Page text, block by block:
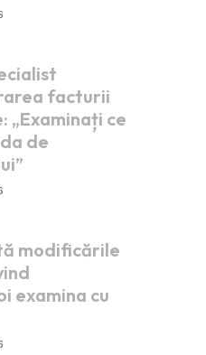
facturii
ce
de
modificările
examina cu